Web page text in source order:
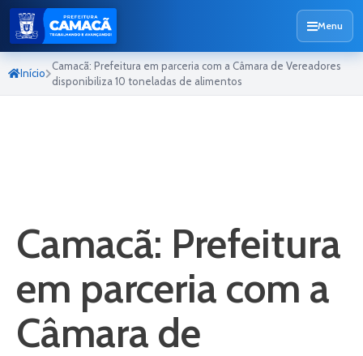
Menu
Início
Camacã: Prefeitura em parceria com a Câmara de Vereadores
disponibiliza 10 toneladas de alimentos
Camacã: Prefeitura
em parceria com a
Câmara de